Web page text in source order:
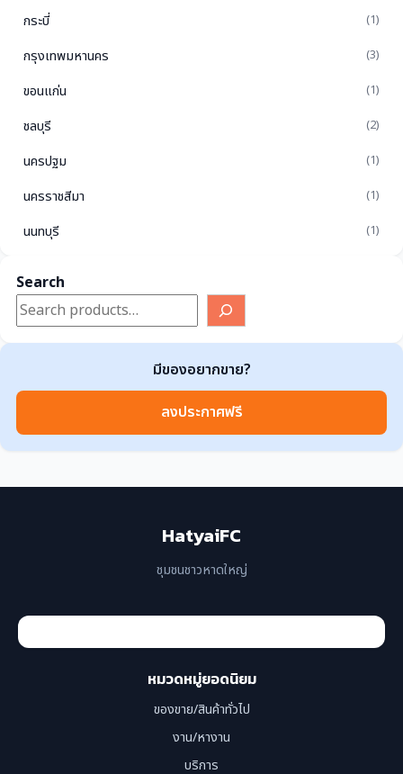
กระบี่ (1)
กรุงเทพมหานคร (3)
ขอนแก่น (1)
ชลบุรี (2)
นครปฐม (1)
นครราชสีมา (1)
นนทบุรี (1)
พระนครศรีอยุธยา
Search
มีของอยากขาย?
ลงประกาศฟรี
HatyaiFC
ชุมชนชาวหาดใหญ่
หมวดหมู่ยอดนิยม
ของขาย/สินค้าทั่วไป
งาน/หางาน
บริการ